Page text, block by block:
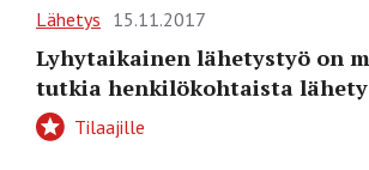
Lähetys 15.11.2017
Lyhytaikainen lähetystyö on
tutkia henkilökohtaista
Tilaajille